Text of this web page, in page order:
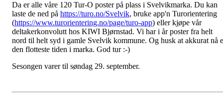
Da er alle våre 120 Tur-O poster på plass i Svelvikmarka. Du kan
laste de ned på https://turo.no/Svelvik, bruke app'n Turorientering
(https://www.turorientering.no/page/turo-app) eller kjøpe vår
deltakerkonvolutt hos KIWI Bjørnstad. Vi har i år poster fra helt
nord til helt syd i gamle Svelvik kommune. Og husk at akkurat nå
den flotteste tiden i marka. God tur :-)
Sesongen varer til søndag 29. september.